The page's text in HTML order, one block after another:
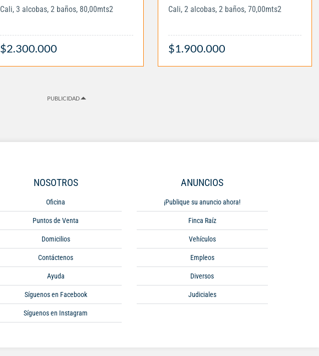
Cali, 3 alcobas, 2 baños, 80,00mts2
$2.300.000
Cali, 2 alcobas, 2 baños, 70,00mts2
$1.900.000
PUBLICIDAD
NOSOTROS
Oficina
Puntos de Venta
Domicilios
Contáctenos
Ayuda
Síguenos en Facebook
Síguenos en Instagram
ANUNCIOS
¡Publique su anuncio ahora!
Finca Raíz
Vehículos
Empleos
Diversos
Judiciales